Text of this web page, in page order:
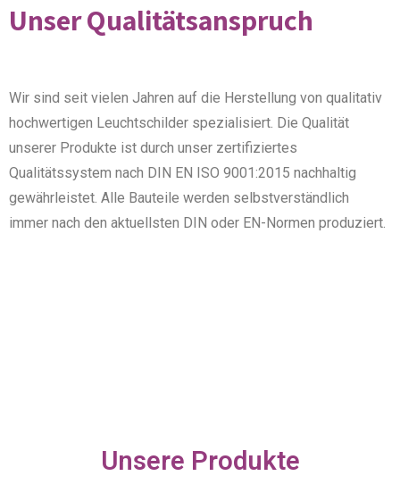
Unser Qualitätsanspruch
Wir sind seit vielen Jahren auf die Herstellung von qualitativ
hochwertigen Leuchtschilder spezialisiert. Die Qualität
unserer Produkte ist durch unser zertifiziertes
Qualitätssystem nach DIN EN ISO 9001:2015 nachhaltig
gewährleistet. Alle Bauteile werden selbstverständlich
immer nach den aktuellsten DIN oder EN-Normen produziert.
Unsere Produkte